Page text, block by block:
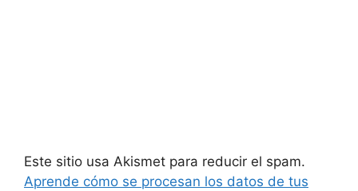
Este sitio usa Akismet para reducir el spam.
Aprende cómo se procesan los datos de tus